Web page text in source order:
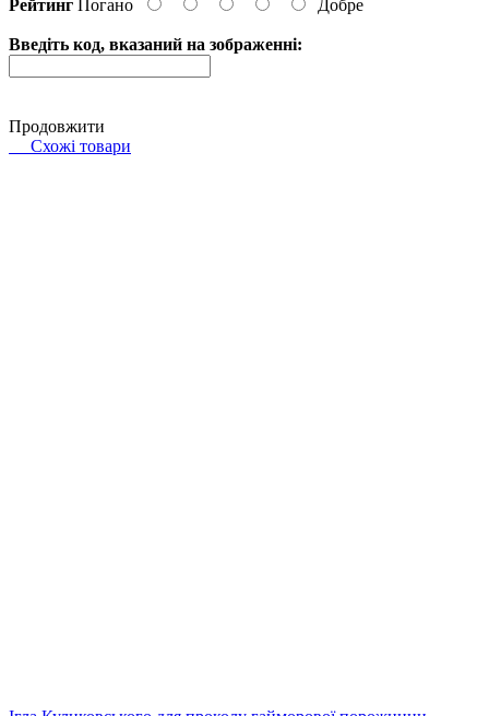
Рейтинг Погано Добре
Введіть код, вказаний на зображенні:
Продовжити
Схожі товари